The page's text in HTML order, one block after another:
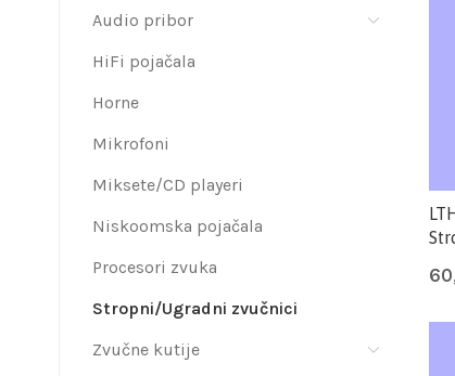
Audio pribor
HiFi pojačala
Horne
Mikrofoni
Miksete/CD playeri
Niskoomska pojačala
Procesori zvuka
Stropni/Ugradni zvučnici
Zvučne kutije